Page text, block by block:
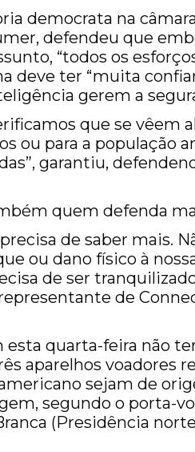
democrata na
defendeu que
“todos os
deve ter “muita
gerem a
que se vêem
ou para a população
garantiu,
quem defenda
de saber mais.
ou dano físico à
de ser
de
esta quarta-feira não
aparelhos voadores
sejam de
segundo o porta-
(Presidência